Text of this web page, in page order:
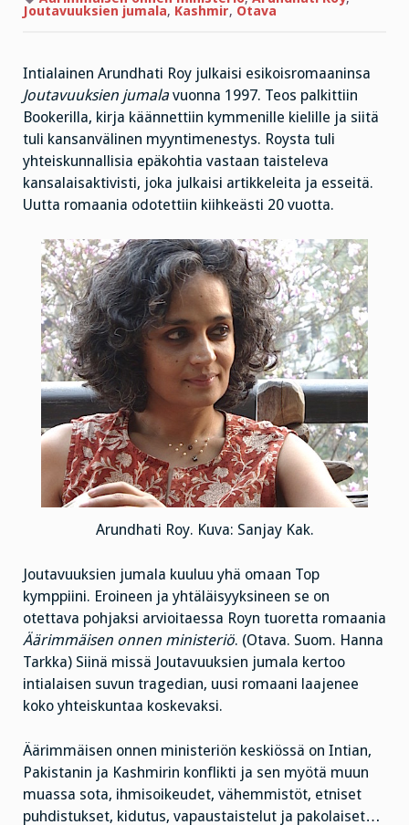
vuoden
odotuksen?
Joutavuuksien jumala, Kashmir, Otava
Intialainen Arundhati Roy julkaisi esikoisromaaninsa
Joutavuuksien jumala vuonna 1997. Teos palkittiin
Bookerilla, kirja käännettiin kymmenille kielille ja siitä
tuli kansanvälinen myyntimenestys. Roysta tuli
yhteiskunnallisia epäkohtia vastaan taisteleva
kansalaisaktivisti, joka julkaisi artikkeleita ja esseitä.
Uutta romaania odotettiin kiihkeästi 20 vuotta.
Arundhati Roy. Kuva: Sanjay Kak.
Joutavuuksien jumala kuuluu yhä omaan Top
kymppiini. Eroineen ja yhtäläisyyksineen se on
otettava pohjaksi arvioitaessa Royn tuoretta romaania
Äärimmäisen onnen ministeriö. (Otava. Suom. Hanna
Tarkka) Siinä missä Joutavuuksien jumala kertoo
intialaisen suvun tragedian, uusi romaani laajenee
koko yhteiskuntaa koskevaksi.
Äärimmäisen onnen ministeriön keskiössä on Intian,
Pakistanin ja Kashmirin konflikti ja sen myötä muun
muassa sota, ihmisoikeudet, vähemmistöt, etniset
puhdistukset, kidutus, vapaustaistelut ja pakolaiset…